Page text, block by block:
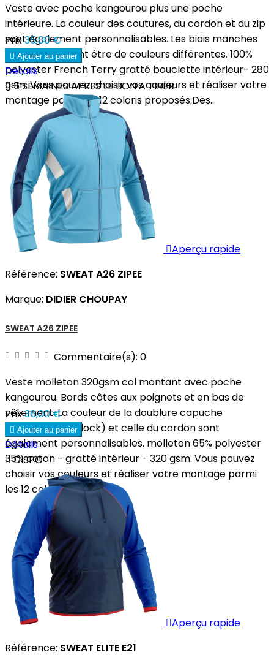
Veste avec poche kangourou plus une poche
intérieure. La couleur des coutures, du cordon et du zip
sont également personnalisables. Les biais manches
et corps peuvent être de couleurs différentes. 100%
polyester French Terry gratté bouclette intérieur- 280
gsm. Vous pouvez choisir vos couleurs et réaliser votre
montage parmi les 12 coloris proposés.Des...
Prix35,00 €
 Ajouter au panier
Détails
5 SEMAINES APRES LE BON A TIRER
Aperçu rapide
Référence: SWEAT A26 ZIPEE
Marque: DIDIER CHOUPAY
SWEAT A26 ZIPEE
Commentaire(s): 0
Veste molleton 320gsm col montant avec poche
kangourou. Bords côtes aux poignets et en bas de
vêtement. La couleur de la doublure capuche
(polyester interlock) et celle du cordon sont
également personnalisables. molleton 65% polyester
35% coton - gratté intérieur - 320 gsm. Vous pouvez
choisir vos couleurs et réaliser votre montage parmi
les 12 coloris...
Prix36,00 €
 Ajouter au panier
Détails
DISPO
Aperçu rapide
Référence: SWEAT ELITE E21